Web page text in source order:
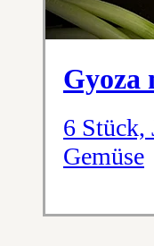
Gyoza
6 Stück,
Gemüse